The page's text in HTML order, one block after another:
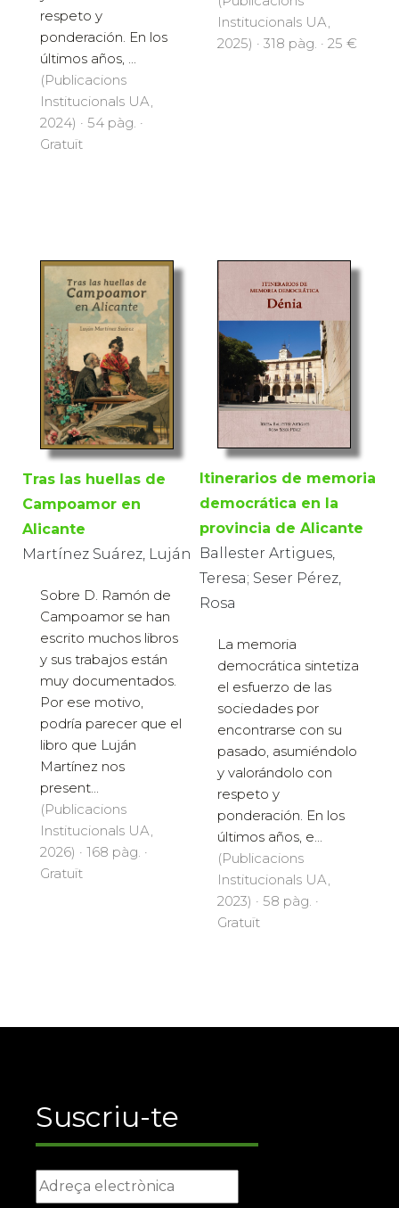
respeto y
ponderación. En los
últimos años, ...
(Publicacions
Institucionals UA,
2024) · 54 pàg. ·
Gratuït
Institucionals UA,
2025) · 318 pàg. · 25 €
Tras las huellas de
Campoamor en
Alicante
Martínez Suárez, Luján
Sobre D. Ramón de
Campoamor se han
escrito muchos libros
y sus trabajos están
muy documentados.
Por ese motivo,
podría parecer que el
libro que Luján
Martínez nos
present...
(Publicacions
Institucionals UA,
2026) · 168 pàg. ·
Gratuït
Itinerarios de memoria
democrática en la
provincia de Alicante
Ballester Artigues,
Teresa; Seser Pérez,
Rosa
La memoria
democrática sintetiza
el esfuerzo de las
sociedades por
encontrarse con su
pasado, asumiéndolo
y valorándolo con
respeto y
ponderación. En los
últimos años, e...
(Publicacions
Institucionals UA,
2023) · 58 pàg. ·
Gratuït
Suscriu-te